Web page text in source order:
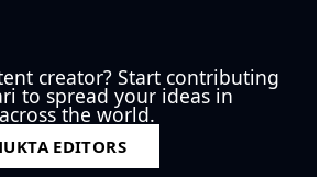
creator? Start contributing
to spread your ideas in
the world.
EDITORS